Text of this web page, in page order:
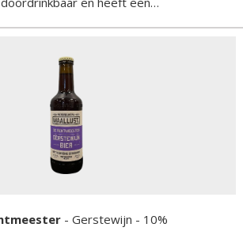
- Gerstewijn - 10%